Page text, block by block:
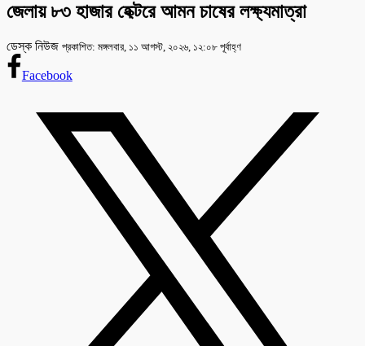
জেলায় ৮৩ হাজার হেক্টরে আমন চাষের লক্ষ্যমাত্রা
ডেস্ক নিউজ প্রকাশিত: মঙ্গলবার, ১১ আগস্ট, ২০২৬, ১২:০৮ পূর্বাহ্ণ
Facebook